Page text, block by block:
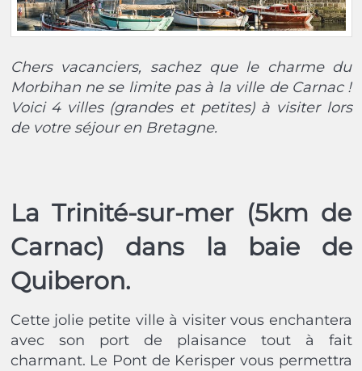
Chers vacanciers, sachez que le charme du
Morbihan ne se limite pas à la ville de Carnac !
Voici 4 villes (grandes et petites) à visiter lors
de votre séjour en Bretagne.
La Trinité-sur-mer (5km de
Carnac) dans la baie de
Quiberon.
Cette jolie petite ville à visiter vous enchantera
avec son port de plaisance tout à fait
charmant. Le Pont de Kerisper vous permettra